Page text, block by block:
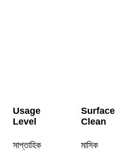
Usage
Level
Surface
Clean
সাপ্তাহিক মাসিক